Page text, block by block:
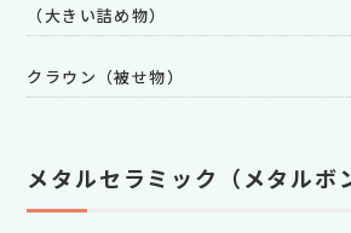
（大きい詰め物）
クラウン（被せ物）
メタルセラミック（メタルボ